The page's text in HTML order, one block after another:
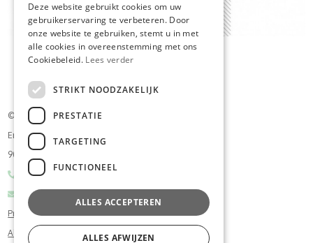
© Plan_P Tuinontwerp
Emiel Van Swedenlaan 82
9050 Gentbrugge
+32 473 60 96 79
pieter@planp-tuinontwerp.be
Privacy
Algemene voorwaarden
Deze website gebruikt cookies om uw
gebruikerservaring te verbeteren. Door
onze website te gebruiken, stemt u in met
alle cookies in overeenstemming met ons
Cookiebeleid. Lees verder
STRIKT NOODZAKELIJK
PRESTATIE
TARGETING
FUNCTIONEEL
ALLES ACCEPTEREN
ALLES AFWIJZEN